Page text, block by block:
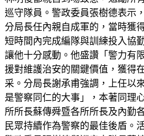
巡守隊員。警政委員張樹德表示
分局長任內親自成軍的，當時獲
短時間內完成編隊與訓練投入協
讓他十分感動。他盛讚「警力有
援對維護治安的關鍵價值，獲得
采。分局長謝承甫強調，上任以
是警察同仁的大事」，本著同理
所所長蘇傳舜暨各所所長及內勤
民眾持續作為警察的最佳後盾。